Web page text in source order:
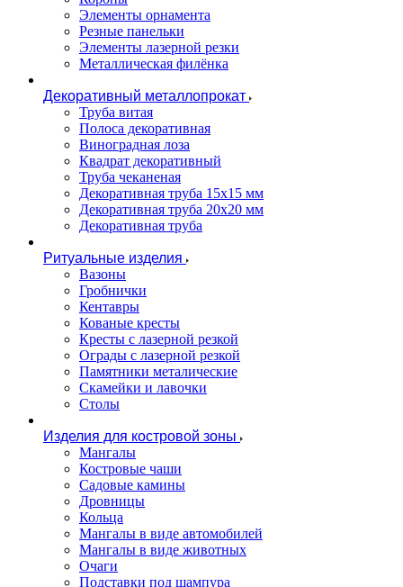
Элементы орнамента
Резные панельки
Элементы лазерной резки
Металлическая филёнка
Декоративный металлопрокат
Труба витая
Полоса декоративная
Виноградная лоза
Квадрат декоративный
Труба чеканеная
Декоративная труба 15х15 мм
Декоративная труба 20х20 мм
Декоративная труба
Ритуальные изделия
Вазоны
Гробнички
Кентавры
Кованые кресты
Кресты с лазерной резкой
Ограды с лазерной резкой
Памятники металические
Скамейки и лавочки
Столы
Изделия для костровой зоны
Мангалы
Костровые чаши
Садовые камины
Дровницы
Кольца
Мангалы в виде автомобилей
Мангалы в виде животных
Очаги
Подставки под шампура